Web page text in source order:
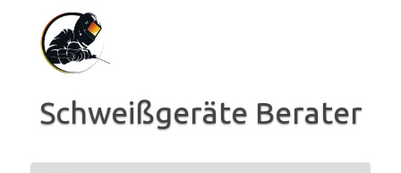
Inhalt
springen
Schweißgeräte Berater